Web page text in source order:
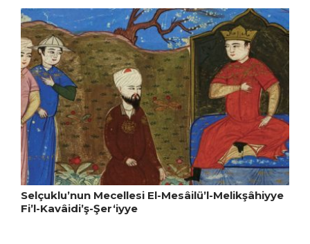
Selçuklu’nun Mecellesi El-Mesâilü’l-Melikşâhiyye
Fi’l-Kavâidi’ş-Şer‘iyye